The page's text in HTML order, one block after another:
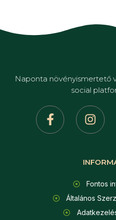
Naponta növényismertető
social
Fontos
Általános